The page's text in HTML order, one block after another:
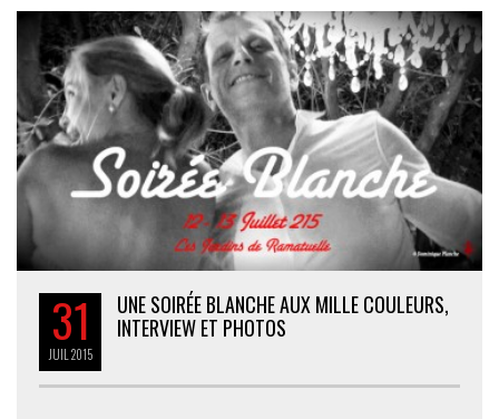
31
JUIL2015
UNE SOIRÉE BLANCHE AUX MILLE COULEURS,
INTERVIEW ET PHOTOS